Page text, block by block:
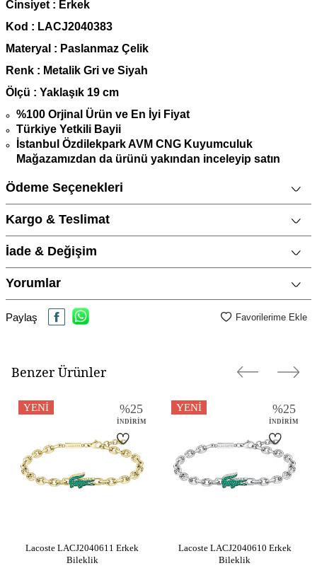
Cinsiyet : Erkek
Kod : LACJ2040383
Materyal : Paslanmaz Çelik
Renk : Metalik Gri ve Siyah
Ö lçü : Yaklaşık 19 cm
%100 Orjinal Ürün ve En İyi Fiyat
Türkiye Yetkili Bayii
İstanbul Özdilekpark AVM CNG Kuyumculuk
Mağazamızdan da ürünü yakından inceleyip satın
Sitemizde bulunan tüm Lacoste Jewel Erkek Bileklik
Modelleri Saat ve Saat A.Ş güvencesi altındadır.
1 Yıl Garantilidir.
Siparişiniz, Orijinal Lacoste Kutusu ve Onaylanmış
Garanti Belgesi ile
.Lacoste Jewel Erkek Bileklik ile birlikte altın takılar, gümüş
takılar ve gümüş hediyelik eşyalar için özel cilalı parlatma
bezi hediye olarak gönderilecektir.
Ödeme Seçenekleri
Kargo & Teslimat
İade & Değişim
Yorumlar
Paylaş Favorilerime Ekle
Benzer Ürünler
YENI %25
İNDIRIM
Lacoste LACJ2040611 Erkek
Bileklik
YENI %25
İNDIRIM
Lacoste LACJ2040610 Erkek
Bileklik